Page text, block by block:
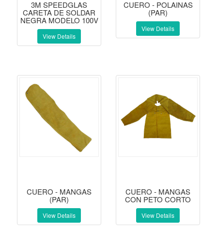
3M SPEEDGLAS
CARETA DE SOLDAR
NEGRA MODELO 100V
View Details
CUERO - POLAINAS
(PAR)
View Details
CUERO - MANGAS
(PAR)
View Details
CUERO - MANGAS
CON PETO CORTO
View Details